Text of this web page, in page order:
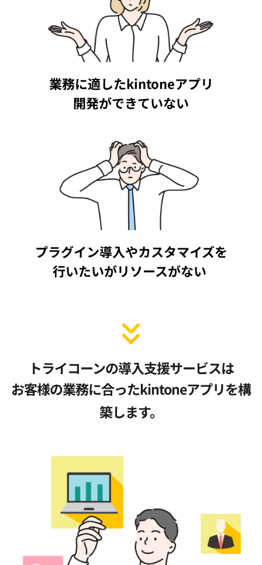
業務に適したkintoneアプリ
開発ができていない
プラグイン導入やカスタマイズを
行いたいがリソースがない
トライコーンの導入支援サービスは
お客様の業務に合ったkintoneアプリを構
築します。